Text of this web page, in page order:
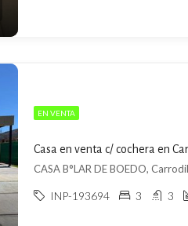
EN VENTA
Casa en venta c/ cochera en
CASA B°LAR DE BOEDO,
INP-193694 3 3